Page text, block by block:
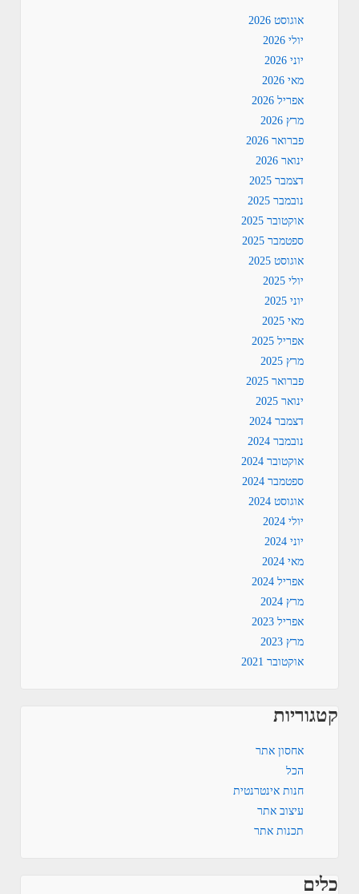
אוגוסט 2026
יולי 2026
יוני 2026
מאי 2026
אפריל 2026
מרץ 2026
פברואר 2026
ינואר 2026
דצמבר 2025
נובמבר 2025
אוקטובר 2025
ספטמבר 2025
אוגוסט 2025
יולי 2025
יוני 2025
מאי 2025
אפריל 2025
מרץ 2025
פברואר 2025
ינואר 2025
דצמבר 2024
נובמבר 2024
אוקטובר 2024
ספטמבר 2024
אוגוסט 2024
יולי 2024
יוני 2024
מאי 2024
אפריל 2024
מרץ 2024
אפריל 2023
מרץ 2023
אוקטובר 2021
קטגוריות
אחסון אתר
הכל
חנות אינטרנטית
עיצוב אתר
תכנות אתר
כלים